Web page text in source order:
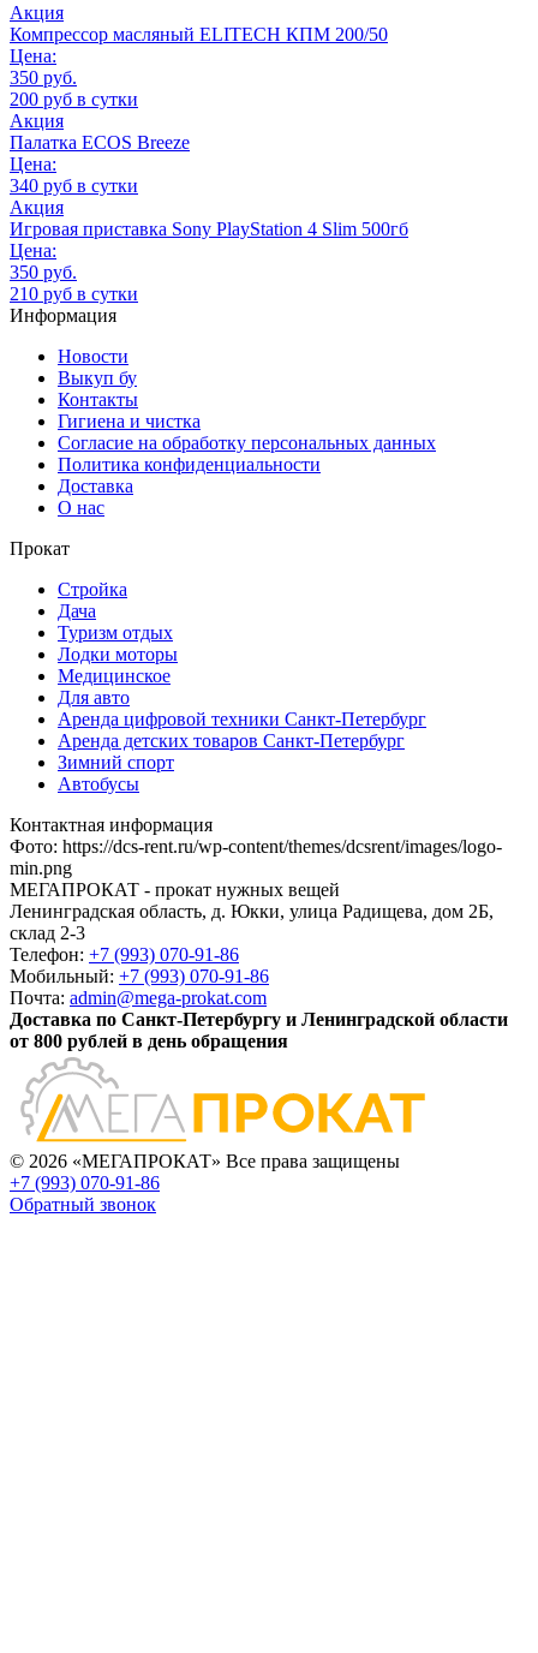
Акция
Компрессор масляный ELITECH КПМ 200/50
Цена:
350 руб.
200 руб в сутки
Акция
Палатка ECOS Breeze
Цена:
340 руб в сутки
Акция
Игровая приставка Sony PlayStation 4 Slim 500гб
Цена:
350 руб.
210 руб в сутки
Информация
Новости
Выкуп бу
Контакты
Гигиена и чистка
Согласие на обработку персональных данных
Политика конфиденциальности
Доставка
О нас
Прокат
Стройка
Дача
Туризм отдых
Лодки моторы
Медицинское
Для авто
Аренда цифровой техники Санкт-Петербург
Аренда детских товаров Санкт-Петербург
Зимний спорт
Автобусы
Контактная информация
Фото: https://dcs-rent.ru/wp-content/themes/dcsrent/images/logo-
min.png
МЕГАПРОКАТ - прокат нужных вещей
Ленинградская область, д. Юкки, улица Радищева, дом 2Б,
склад 2-3
Телефон: +7 (993) 070-91-86
Мобильный: +7 (993) 070-91-86
Почта: admin@mega-prokat.com
Доставка по Санкт-Петербургу и Ленинградской области
от 800 рублей в день обращения
© 2026 «МЕГАПРОКАТ» Все права защищены
+7 (993) 070-91-86
Обратный звонок